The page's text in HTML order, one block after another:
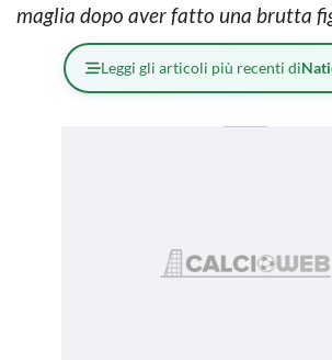
maglia dopo aver fatto una brutta
Leggi gli articoli più recenti di